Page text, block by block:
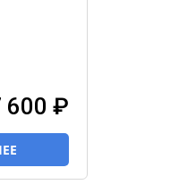
600 ₽